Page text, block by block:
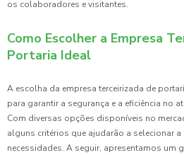
os colaboradores e visitantes.
Como Escolher a Empresa
Portaria Ideal
A escolha da empresa terceirizada de
para garantir a segurança e a eficiência no
Com diversas opções disponíveis no
alguns critérios que ajudarão a selecionar
necessidades. A seguir, apresentamos um